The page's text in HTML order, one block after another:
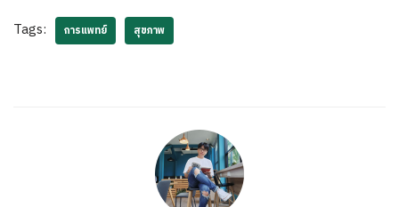
Tags: การแพทย์ สุขภาพ